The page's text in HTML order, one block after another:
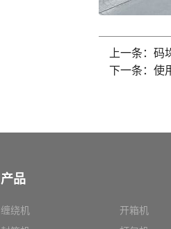
上一条：码
下一条：使
产品
缠绕机
开箱机